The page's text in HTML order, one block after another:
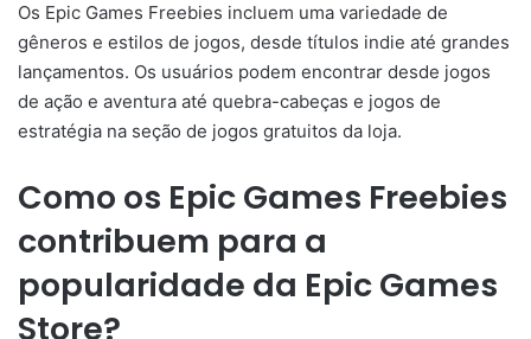
Os Epic Games Freebies incluem uma variedade de
gêneros e estilos de jogos, desde títulos indie até grandes
lançamentos. Os usuários podem encontrar desde jogos
de ação e aventura até quebra-cabeças e jogos de
estratégia na seção de jogos gratuitos da loja.
Como os Epic Games Freebies
contribuem para a
popularidade da Epic Games
Store?